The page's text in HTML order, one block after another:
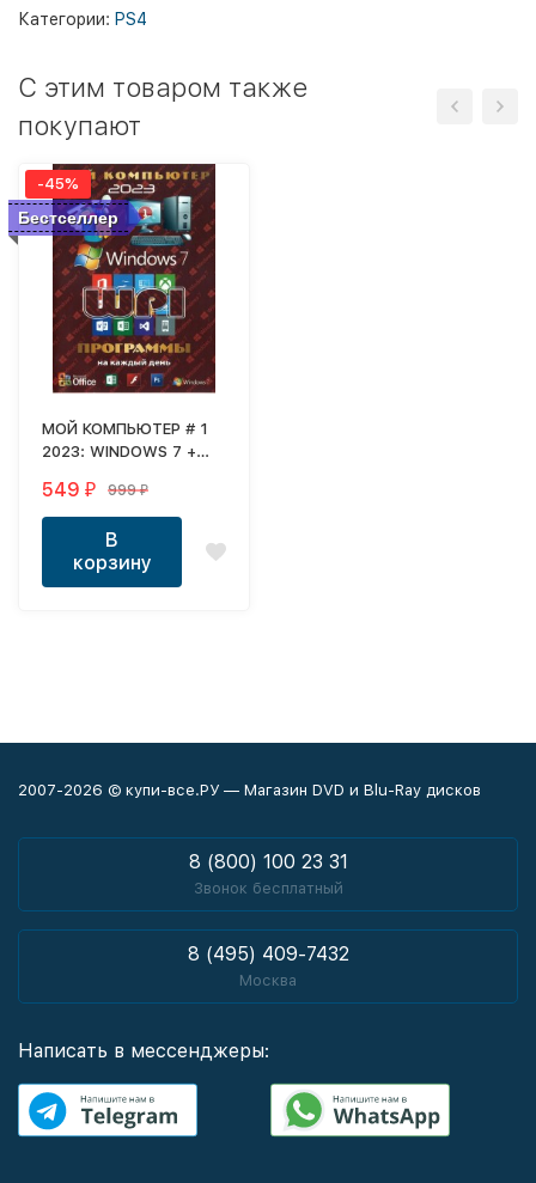
Категории: PS4
C этим товаром также
покупают
Бестселлер
-45%
МОЙ КОМПЬЮТЕР # 1
2023: WINDOWS 7 +
WINDOWS 7, X86/X64,
7 РЕДАКЦИЙ,
ПРОГРАММЫ НА
КАЖДЫЙ ДЕНЬ
549 ₽ 999₽
В
корзину
2007-2026 © купи-все.РУ — Магазин DVD и Blu-Ray дисков
8 (800) 100 23 31
Звонок бесплатный
8 (495) 409-7432
Москва
Написать в мессенджеры: